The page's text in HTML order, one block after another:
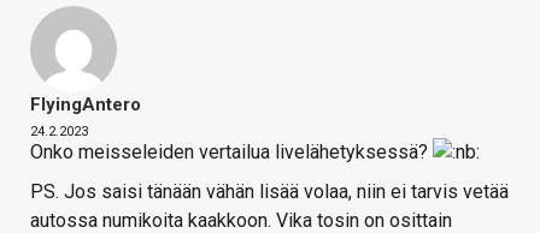
FlyingAntero
24.2.2023
Onko meisseleiden vertailua livelähetyksessä?
PS. Jos saisi tänään vähän lisää volaa, niin ei tarvis vetää
autossa numikoita kaakkoon. Vika tosin on osittain